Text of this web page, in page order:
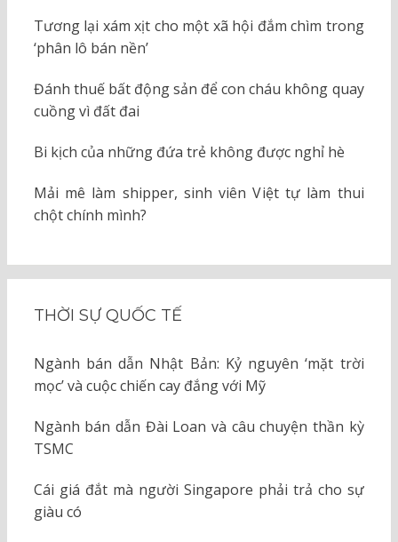
Tương lại xám xịt cho một xã hội đắm chìm trong
‘phân lô bán nền’
Đánh thuế bất động sản để con cháu không quay
cuồng vì đất đai
Bi kịch của những đứa trẻ không được nghỉ hè
Mải mê làm shipper, sinh viên Việt tự làm thui
chột chính mình?
THỜI SỰ QUỐC TẾ
Ngành bán dẫn Nhật Bản: Kỷ nguyên ‘mặt trời
mọc’ và cuộc chiến cay đắng với Mỹ
Ngành bán dẫn Đài Loan và câu chuyện thần kỳ
TSMC
Cái giá đắt mà người Singapore phải trả cho sự
giàu có